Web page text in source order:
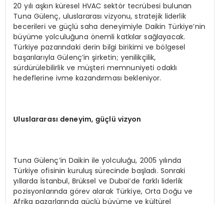
20 yılı aşkın küresel HVAC sektör tecrübesi bulunan
Tuna Gülenç, uluslararası vizyonu, stratejik liderlik
becerileri ve güçlü saha deneyimiyle Daikin Türkiye’nin
büyüme yolculuğuna önemli katkılar sağlayacak.
Türkiye pazarındaki derin bilgi birikimi ve bölgesel
başarılarıyla Gülenç’in şirketin; yenilikçilik,
sürdürülebilirlik ve müşteri memnuniyeti odaklı
hedeflerine ivme kazandırması bekleniyor.
Uluslararası deneyim, güçlü vizyon
Tuna Gülenç’in Daikin ile yolculuğu, 2005 yılında
Türkiye ofisinin kuruluş sürecinde başladı. Sonraki
yıllarda İstanbul, Brüksel ve Dubai’de farklı liderlik
pozisyonlarında görev alarak Türkiye, Orta Doğu ve
Afrika pazarlarında güçlü büyüme ve kültürel